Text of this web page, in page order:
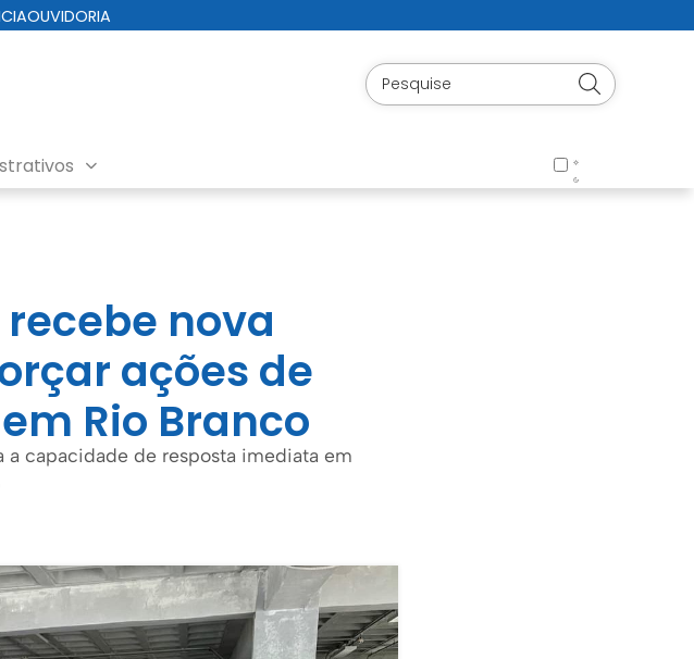
OUVIDORIA
nova
ações de
Rio Branco
capacidade de resposta imediata em